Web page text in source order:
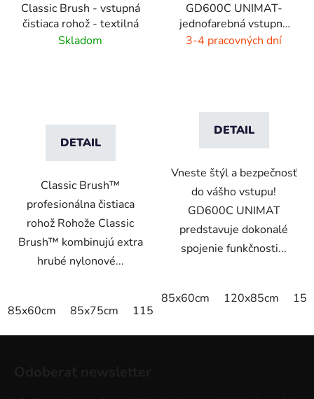
Classic Brush - vstupná
čistiaca rohož - textilná
Skladom
DETAIL
Classic Brush™
profesionálna čistiaca
rohož Rohože Classic
Brush™ kombinujú extra
hrubé nylonové...
85x60cm 85x75cm 115x85cm
GD600C UNIMAT-
jednofarebná vstupná
rohož- žiarivé farby
3-4 pracovných dní
DETAIL
Vneste štýl a bezpečnosť
do vášho vstupu!
GD600C UNIMAT
predstavuje dokonalé
spojenie funkčnosti...
85x60cm 120x85cm